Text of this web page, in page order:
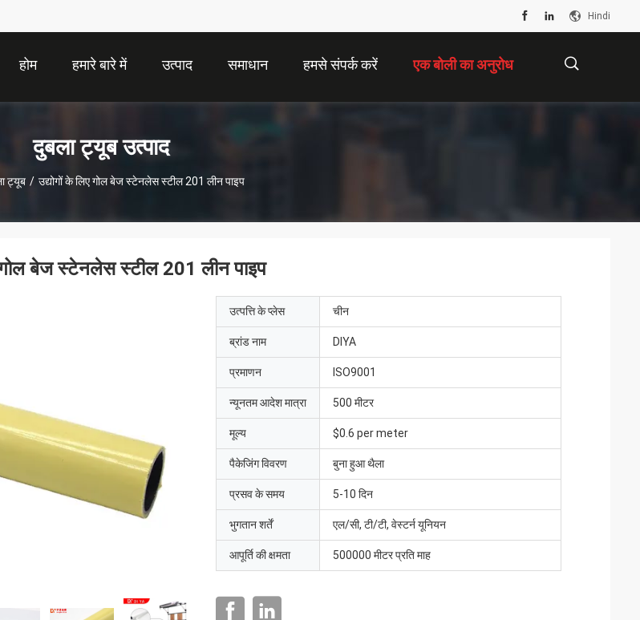
Hindi
होम हमारे बारे में उत्पाद समाधान हमसे संपर्क करें एक बोली का अनुरोध
दुबला ट्यूब उत्पाद
ट्यूब / उद्योगों के लिए गोल बेज स्टेनलेस स्टील 201 लीन पाइप
गोल बेज स्टेनलेस स्टील 201 लीन पाइप
उत्पत्ति के प्लेस चीन
ब्रांड नाम DIYA
प्रमाणन ISO9001
न्यूनतम आदेश मात्रा 500 मीटर
मूल्य $0.6 per meter
पैकेजिंग विवरण बुना हुआ थैला
प्रसव के समय 5-10 दिन
भुगतान शर्तें एल/सी, टी/टी, वेस्टर्न यूनियन
आपूर्ति की क्षमता 500000 मीटर प्रति माह